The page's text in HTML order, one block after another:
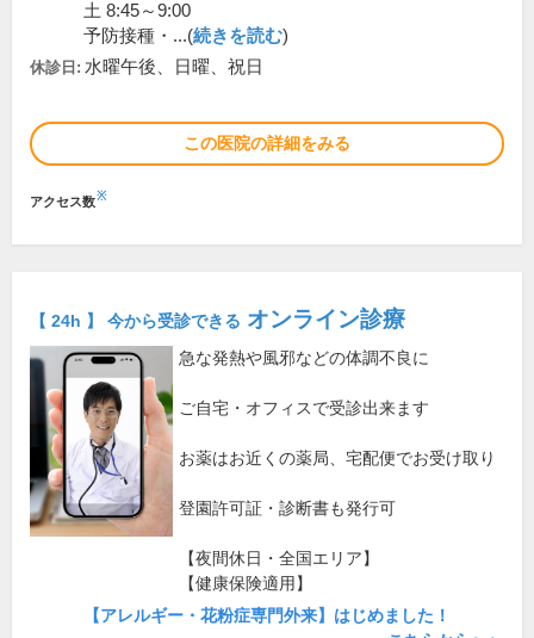
土 8:45～9:00
予防接種・...(続きを読む)
休診日: 水曜午後、日曜、祝日
この医院の詳細をみる
アクセス数※
【 24h 】 今から受診できる オンライン診療
急な発熱や風邪などの体調不良に
ご自宅・オフィスで受診出来ます
お薬はお近くの薬局、宅配便でお受け取り
登園許可証・診断書も発行可
【夜間休日・全国エリア】
【健康保険適用】
【アレルギー・花粉症専門外来】はじめました！